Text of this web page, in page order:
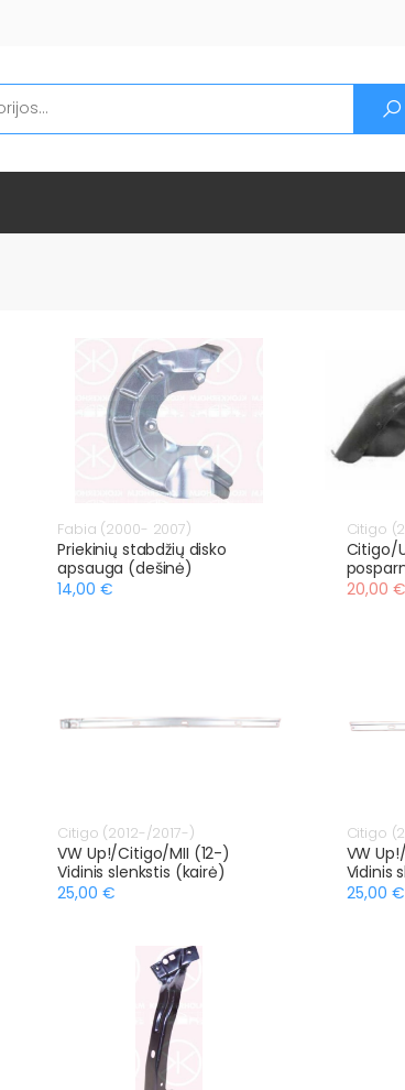
Fabia (2000- 2007)
Priekinių stabdžių disko
apsauga (dešinė)
14,00 €
Citigo
Citigo/
20,00 €
Citigo (2012-/2017-)
VW Up!/Citigo/MII (12-)
Vidinis slenkstis (kairė)
25,00 €
Citigo
VW
Vidinis
25,00 €